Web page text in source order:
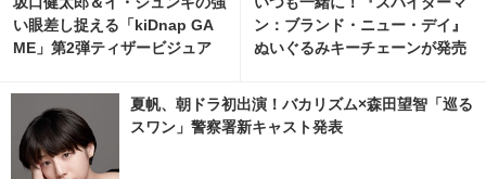
い眼差し捉える「kiDnap GA
ME」第2弾ティザービジュア
ン：ブランド・ニュー・デイ』
ぬいぐるみキーチェーンが発売
夏帆、朝ドラ初出演！バカリズム×森田望智「巡る
スワン」警察署新キャスト発表